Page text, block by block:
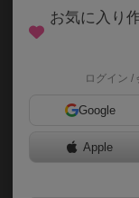
スパイマスターのヒ
2つの敵対するスパ
かれている25枚のエ
お気に入り
ログイン /
Google
Apple